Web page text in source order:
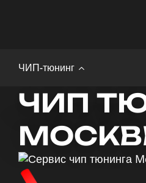
ЧИП-тюнинг
ЧИП